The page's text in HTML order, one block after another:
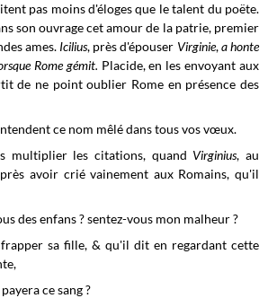
pas moins d'éloges que le talent du poëte.
son ouvrage cet amour de la patrie, premier
ames.Icilius, près d'épouser Virginie,a honte
Rome gémit. Placide, en les envoyant aux
de ne point oublier Rome en présence des
ce nom mêlé dans tous vos vœux.
multiplier les citations, quand Virginius, au
avoir crié vainement aux Romains, qu'il
des enfans ? sentez-vous mon malheur ?
sa fille, & qu'il diten regardant cette
ce sang ?